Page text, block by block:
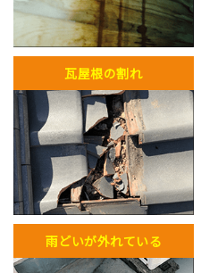
瓦屋根の割れ
雨どいが外れている